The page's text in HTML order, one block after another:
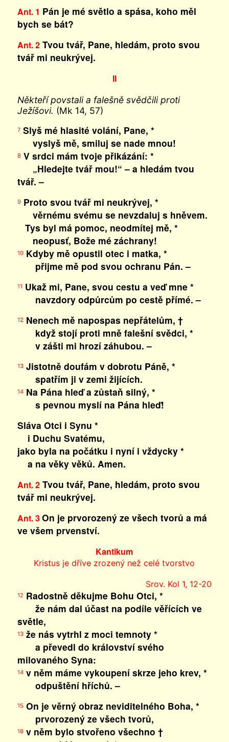
Ant. 1 Pán je mé světlo a spása, koho měl
bych se bát?
Ant. 2Tvou tvář, Pane, hledám, proto svou
tvář mi neukrývej.
II
Někteří povstali a falešně svědčili proti
Ježíšovi. (Mk 14, 57)
7Slyš mé hlasité volání, Pane, *
vyslyš mě, smiluj se nade mnou!
8 V srdci mám tvoje přikázání: *
„Hledejte tvář mou!“ – a hledám tvou
tvář. –
9Proto svou tvář mi neukrývej, *
věrnému svému se nevzdaluj s hněvem.
Tys byl má pomoc, neodmítej mě, *
neopusť, Bože mé záchrany!
10Kdyby mě opustil otec i matka, *
přijme mě pod svou ochranu Pán. –
11 Ukaž mi, Pane, svou cestu a veď mne *
navzdory odpůrcům po cestě přímé. –
12 Nenech mě napospas nepřátelům, †
když stojí proti mně falešní svědci, *
v zášti mi hrozí záhubou. –
13Jistotně doufám v dobrotu Páně, *
spatřím ji v zemi žijících.
14Na Pána hleď a zůstaň silný, *
s pevnou myslí na Pána hleď!
Sláva Otci i Synu *
i Duchu Svatému,
jako byla na počátku i nyní i vždycky *
a na věky věků. Amen.
Ant. 2Tvou tvář, Pane, hledám, proto svou
tvář mi neukrývej.
Ant. 3On je prvorozený ze všech tvorů a má
ve všem prvenství.
Kantikum
Kristus je dříve zrozený než celé tvorstvo
Srov. Kol 1, 12-20
12 Radostně děkujme Bohu Otci, *
že nám dal účast na podíle věřících ve
světle,
13že nás vytrhl z moci temnoty *
a převedl do království svého
milovaného Syna:
14v něm máme vykoupení skrze jeho krev, *
odpuštění hříchů. –
15 On je věrný obraz neviditelného Boha, *
prvorozený ze všech tvorů,
16v něm bylo stvořeno všechno †